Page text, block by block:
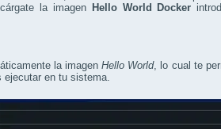
la imagen Hello World Docker
la imagenHello World, lo cual te
ejecutar en tu sistema.